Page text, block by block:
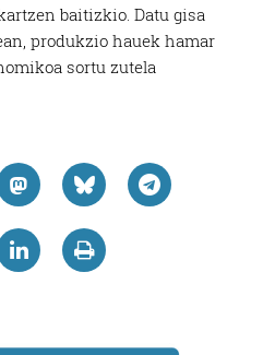
baitizkio. Datu gisa
produkzio hauek hamar
sortu zutela